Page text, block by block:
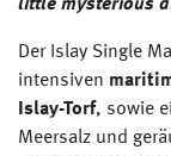
little mysterious
Der Islay Single
intensiven
Islay-Torf, sowie
Meersalz und